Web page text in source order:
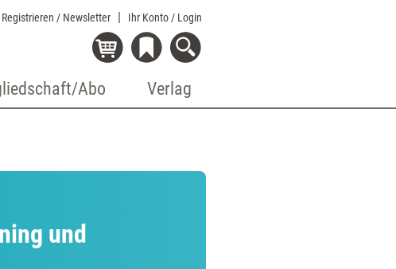
Registrieren / Newsletter Ihr Konto / Login
Abo Verlag
und